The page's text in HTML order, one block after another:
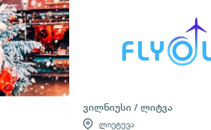
ვილნიუსი / ლიტვა
ლიეტუვა